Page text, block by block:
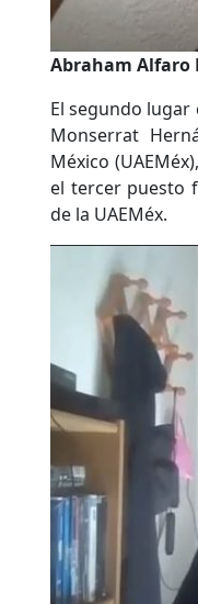
Abraham Alfaro
El segundo
Monserrat
México
el tercer puesto
de la UAEMéx.